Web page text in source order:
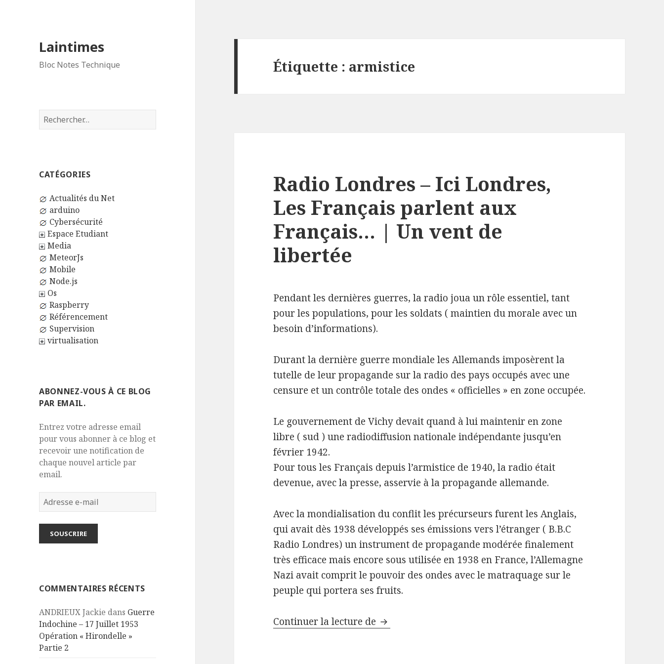
Laintimes
Bloc Notes Technique
Rechercher :
CATÉGORIES
Actualités du Net
arduino
Cybersécurité
Espace Etudiant
Media
MeteorJs
Mobile
Node.js
Os
Raspberry
Référencement
Supervision
virtualisation
ABONNEZ-VOUS À CE BLOG
PAR EMAIL.
Entrez votre adresse email
pour vous abonner à ce blog et
recevoir une notification de
chaque nouvel article par
email.
Adresse
e-
mail
SOUSCRIRE
COMMENTAIRES RÉCENTS
ANDRIEUX Jackie dans Guerre
Indochine – 17 Juillet 1953
Opération « Hirondelle »
Partie 2
Étiquette : armistice
Radio Londres – Ici Londres,
Les Français parlent aux
Français… | Un vent de
libertée
Pendant les dernières guerres, la radio joua un rôle essentiel, tant
pour les populations, pour les soldats ( maintien du morale avec un
besoin d’informations).
Durant la dernière guerre mondiale les Allemands imposèrent la
tutelle de leur propagande sur la radio des pays occupés avec une
censure et un contrôle totale des ondes « officielles » en zone occupée.
Le gouvernement de Vichy devait quand à lui maintenir en zone
libre ( sud ) une radiodiffusion nationale indépendante jusqu’en
février 1942.
Pour tous les Français depuis l’armistice de 1940, la radio était
devenue, avec la presse, asservie à la propagande allemande.
Avec la mondialisation du conflit les précurseurs furent les Anglais,
qui avait dès 1938 développés ses émissions vers l’étranger ( B.B.C
Radio Londres) un instrument de propagande modérée finalement
très efficace mais encore sous utilisée en 1938 en France, l’Allemagne
Nazi avait comprit le pouvoir des ondes avec le matraquage sur le
peuple qui portera ses fruits.
Continuer la lecture de Radio Londres – Ici Londres, Les Français parlent aux